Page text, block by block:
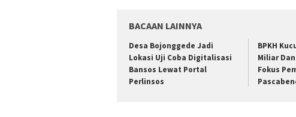
BACAAN LAINNYA
Desa Bojonggede Jadi
Lokasi Uji Coba Digitalisasi
Bansos Lewat Portal
Perlinsos
BPKH
Miliar
Fokus